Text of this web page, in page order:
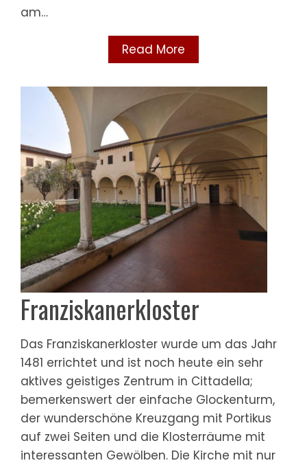
am…
Read More
Franziskanerkloster
Das Franziskanerkloster wurde um das Jahr
1481 errichtet und ist noch heute ein sehr
aktives geistiges Zentrum in Cittadella;
bemerkenswert der einfache Glockenturm,
der wunderschöne Kreuzgang mit Portikus
auf zwei Seiten und die Klosterräume mit
interessanten Gewölben. Die Kirche mit nur